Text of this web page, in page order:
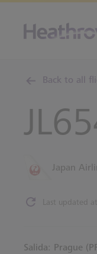
Back to all
Japan
Last updated
Salida: Prague